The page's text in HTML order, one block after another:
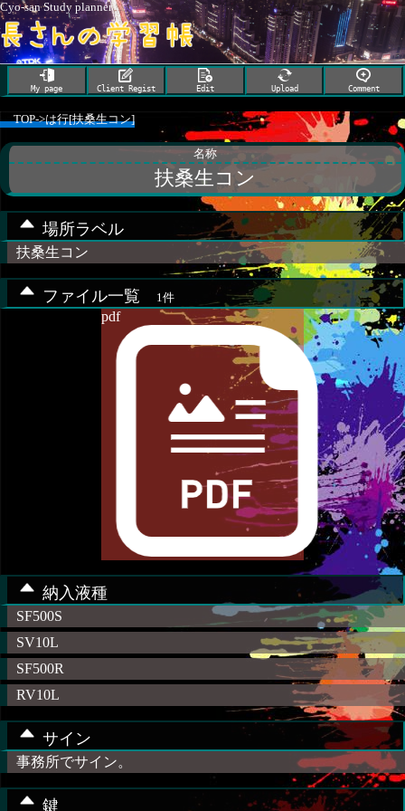
Cyo-san Study planner
My page Client Regist Edit Upload Comment
TOP->は行[扶桑生コン]
名称
扶桑生コン
場所ラベル
扶桑生コン
ファイル一覧 1件
pdf
納入液種
SF500S
SV10L
SF500R
RV10L
サイン
事務所でサイン。
鍵